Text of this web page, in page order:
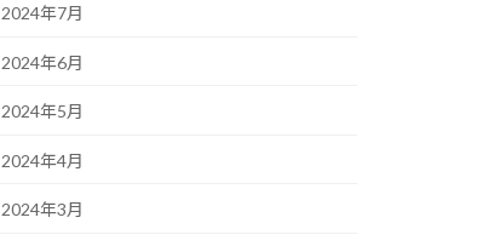
2024年7月
2024年6月
2024年5月
2024年4月
2024年3月